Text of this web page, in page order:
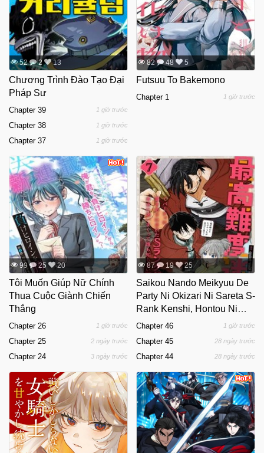
52 2 13
Chương Trình Đào Tạo Đại
Pháp Sư
Chapter 39 1 giờ trước
Chapter 38 1 giờ trước
Chapter 37 1 giờ trước
82 48 5
Futsuu To Bakemono
Chapter 1 1 giờ trước
99 25 20
Tôi Muốn Giúp Nữ Chính
Thua Cuộc Giành Chiến
Thắng
Chapter 26 1 giờ trước
Chapter 25 2 ngày trước
Chapter 24 3 ngày trước
87 19 25
Saikou Nando Meikyuu De
Party Ni Okizari Ni Sareta S-
Rank Kenshi, Hontou Ni
Mayoimakutte Dare Mo
No Kan Dato Tabun Kocchi
Ga Deguchi Da To Omou
Chapter 46 1 giờ trước
Chapter 45 28 ngày trước
Chapter 44 28 ngày trước